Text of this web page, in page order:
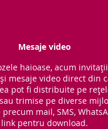
Mesaje video
haioase, acum
mesaje video direct din
pot fi distribuite pe
trimise pe diverse
mail, SMS,
link pentru download.